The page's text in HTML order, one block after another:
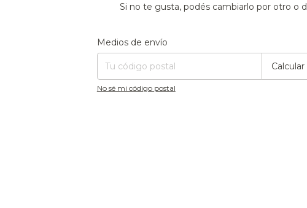
Si no te gusta, podés cambiarlo por otro o
Entregas para el CP:
Medios de envío
Calcular
No sé mi código postal